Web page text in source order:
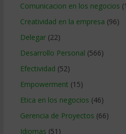
Comunicacion en los negocios
Creatividad en la empresa (96)
Delegar(22)
Desarrollo Personal (566)
Efectividad (52)
Empowerment (15)
Etica en los negocios (46)
Gerencia de Proyectos (66)
Idiomas (51)